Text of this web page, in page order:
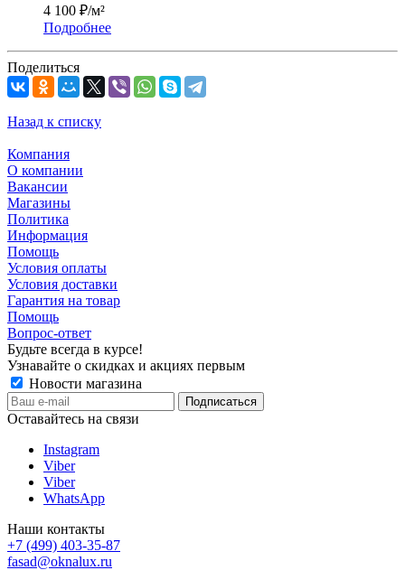
4 100 ₽/м²
Подробнее
Поделиться
Назад к списку
Компания
О компании
Вакансии
Магазины
Политика
Информация
Помощь
Условия оплаты
Условия доставки
Гарантия на товар
Помощь
Вопрос-ответ
Будьте всегда в курсе!
Узнавайте о скидках и акциях первым
Новости магазина
Оставайтесь на связи
Instagram
Viber
Viber
WhatsApp
Наши контакты
+7 (499) 403-35-87
fasad@oknalux.ru